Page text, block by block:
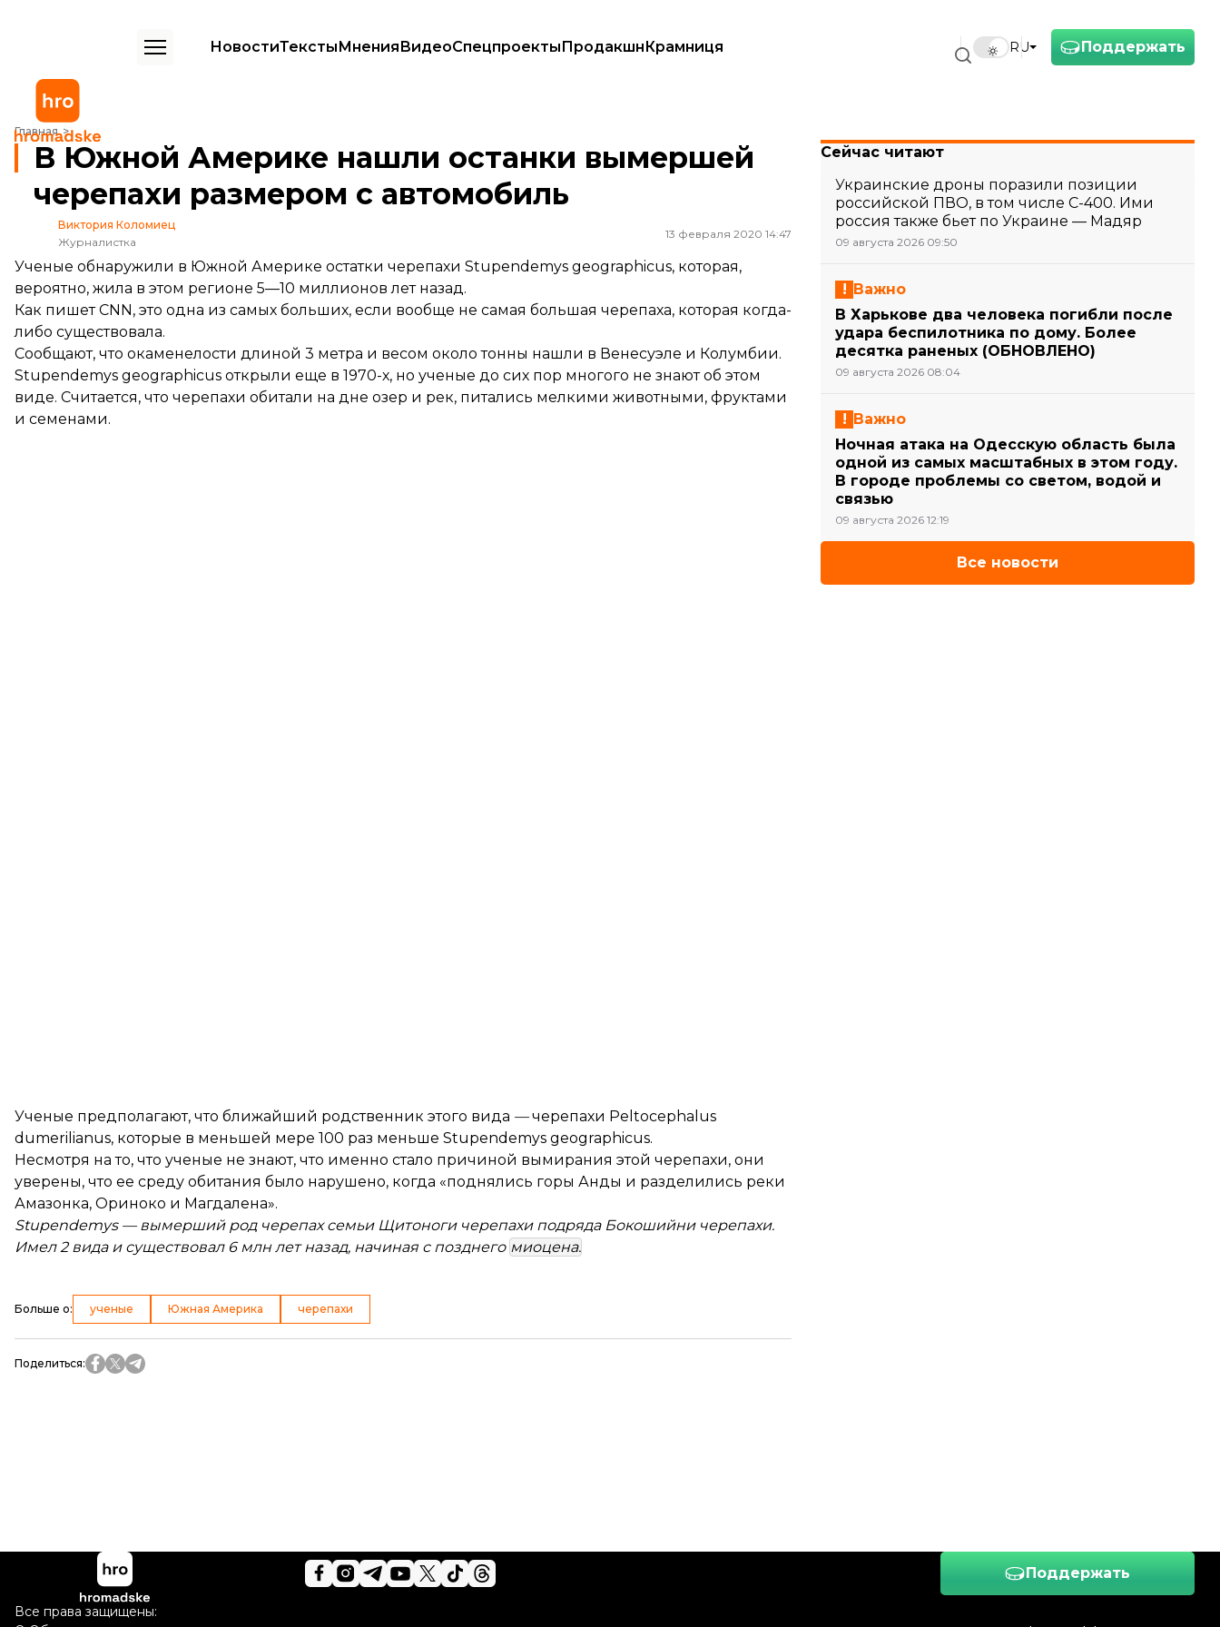
Поддержать
RU
НовостиТекстыМненияВидеоСпецпроектыПродакшнКрамниця
Главная
В Южной Америке нашли останки вымершей черепахи размером с автомобиль
В Южной Америке нашли останки вымершей
черепахи размером с автомобиль
Виктория Коломиец
Журналистка
13 февраля 2020 14:47
Ученые обнаружили в Южной Америке остатки черепахи Stupendemys geographicus, которая,
вероятно, жила в этом регионе 5—10 миллионов лет назад.
Как пишетCNN, это одна из самых больших, если вообще не самая большая черепаха, которая когда-
либо существовала.
Сообщают, что окаменелости длиной 3 метра и весом около тонны нашли в Венесуэле и Колумбии.
Stupendemys geographicus открыли еще в 1970-х, но ученые до сих пор многого не знают об этом
виде. Считается, что черепахи обитали на дне озер и рек, питались мелкими животными, фруктами
и семенами.
Ученые предполагают, что ближайший родственник этого вида —черепахи Peltocephalus
dumerilianus, которые в меньшей мере 100 раз меньше Stupendemys geographicus.
Несмотря на то, что ученые не знают, что именно стало причиной вымирания этой черепахи, они
уверены, что ее среду обитания было нарушено, когда «поднялись горы Анды и разделились реки
Амазонка, Ориноко и Магдалена».
Stupendemys — вымерший род черепах семьи Щитоноги черепахи подряда Бокошийни черепахи.
Имел 2 вида и существовал 6 млн лет назад, начиная с позднего миоцена.
Больше о: ученые Южная Америка черепахи
Поделиться:
Сейчас читают
Украинские дроны поразили позиции
российской ПВО, в том числе С-400. Ими
россия также бьет по Украине — Мадяр
09 августа 2026 09:50
Важно
В Харькове два человека погибли после
удара беспилотника по дому. Более
десятка раненых (ОБНОВЛЕНО)
09 августа 2026 08:04
Важно
Ночная атака на Одесскую область была
одной из самых масштабных в этом году.
В городе проблемы со светом, водой и
связью
09 августа 2026 12:19
Все новости
Поддержать
Все права защищены: